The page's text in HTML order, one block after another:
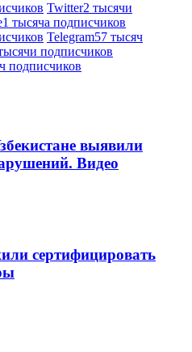
Twitter2 тысячи
1 тысяча подписчиков
Telegram57 тысяч
подписчиков
подписчиков
выявили
Видео
сертифицировать